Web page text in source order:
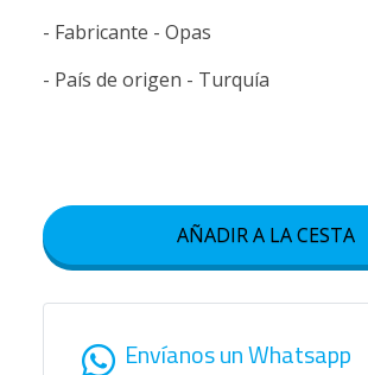
- Fabricante - Opas
- País de origen - Turquía
AÑADIR A LA CESTA
Envíanos un Whatsapp